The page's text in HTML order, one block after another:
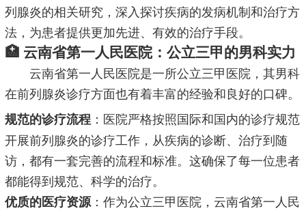
列腺炎的相关研究，深入探讨疾病的发病机制和治疗方
法，为患者提供更加先进、有效的治疗手段。
🏥 云南省第一人民医院：公立三甲的男科实力
云南省第一人民医院是一所公立三甲医院，其男科
在前列腺炎诊疗方面也有着丰富的经验和良好的口碑。
规范的诊疗流程 ：医院严格按照国际和国内的诊疗规范
开展前列腺炎的诊疗工作，从疾病的诊断、治疗到随
访，都有一套完善的流程和标准。这确保了每一位患者
都能得到规范、科学的治疗。
优质的医疗资源 ：作为公立三甲医院，云南省第一人民